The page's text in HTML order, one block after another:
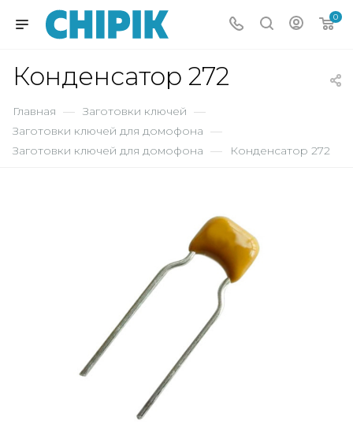
0
Конденсатор 272
Главная — Заготовки ключей —
Заготовки ключей для домофона —
Заготовки ключей для домофона — Конденсатор 272